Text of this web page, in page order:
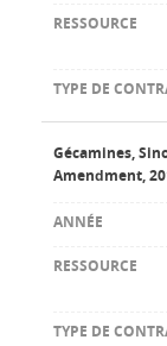
Gécamines,
Amendment,